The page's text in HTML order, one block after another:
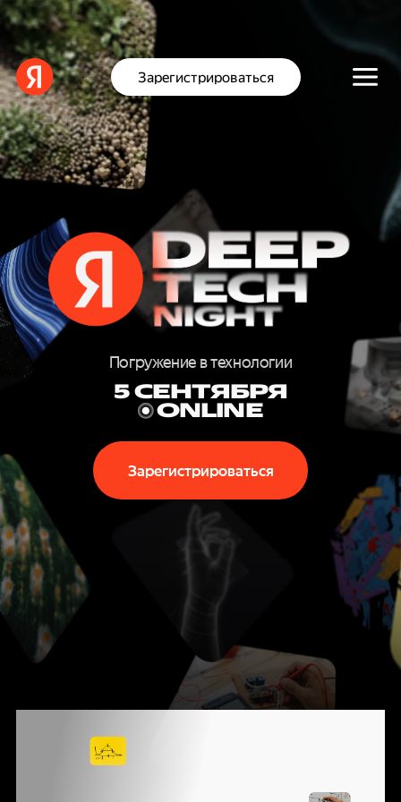
Зарегистрироваться
D
E
E
T
E
C
H
N
I
G
Погружение в технологии
5 СЕНТЯБРЯ
ONLINE
Зарегистрироваться